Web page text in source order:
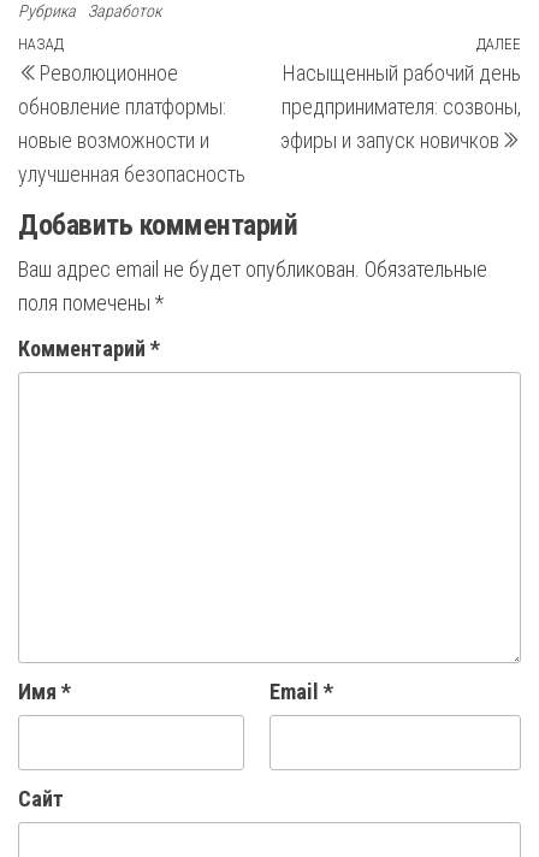
Рубрика Заработок
Навигация
по
записям
Предыдущая
запись
НАЗАД
Революционное
обновление платформы:
новые возможности и
улучшенная безопасность
ДАЛЕЕ
Насыщенный рабочий день
предпринимателя: созвоны,
эфиры и запуск новичков
Добавить комментарий
Ваш адрес email не будет опубликован. Обязательные
поля помечены *
Комментарий *
Имя * Email *
Сайт